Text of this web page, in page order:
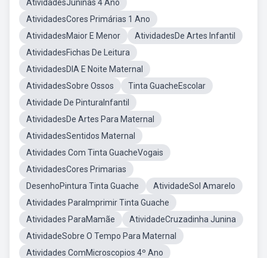
AtividadesJuninas 4 Ano
AtividadesCores Primárias 1 Ano
AtividadesMaior E Menor
AtividadesDe Artes Infantil
AtividadesFichas De Leitura
AtividadesDIA E Noite Maternal
AtividadesSobre Ossos
Tinta GuacheEscolar
Atividade De PinturaInfantil
AtividadesDe Artes Para Maternal
AtividadesSentidos Maternal
Atividades Com Tinta GuacheVogais
AtividadesCores Primarias
DesenhoPintura Tinta Guache
AtividadeSol Amarelo
Atividades ParaImprimir Tinta Guache
Atividades ParaMamãe
AtividadeCruzadinha Junina
AtividadeSobre O Tempo Para Maternal
Atividades ComMicroscopios 4º Ano